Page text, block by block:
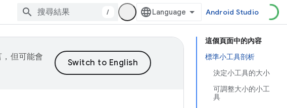
/ Android Studio
這個頁面中的內容
標準小工具剖析
決定小工具的大小
可調整大小的小工
具
但可能會